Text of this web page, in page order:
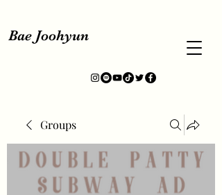
Bae Joohyun
Groups